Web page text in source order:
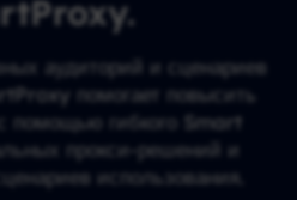
аудиторий и сценариев
помогает повысить
помощью гибкого Smart
прокси-решений и
использования.